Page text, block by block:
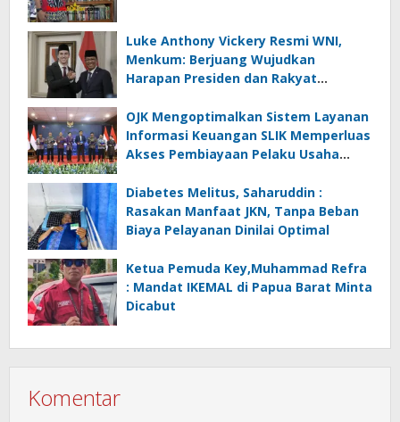
Luke Anthony Vickery Resmi WNI,
Menkum: Berjuang Wujudkan
Harapan Presiden dan Rakyat
OJK Mengoptimalkan Sistem Layanan
Informasi Keuangan SLIK Memperluas
Akses Pembiayaan Pelaku Usaha
Diabetes Melitus, Saharuddin :
Rasakan Manfaat JKN, Tanpa Beban
Biaya Pelayanan Dinilai Optimal
Ketua Pemuda Key,Muhammad Refra
: Mandat IKEMAL di Papua Barat Minta
Dicabut
Komentar